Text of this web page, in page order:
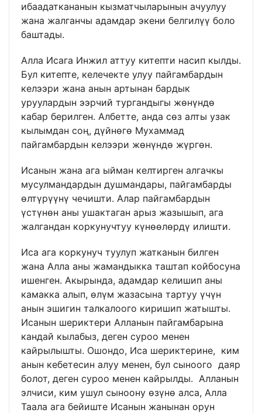
ибаадаткананын кызматчыларынын ачуулуу
жана жалганчы адамдар экени белгилүү боло
баштады.
Алла Исага Инжил аттуу китепти насип кылды.
Бул китепте, келечекте улуу пайгамбардын
келээри жана анын артынан бардык
уруулардын ээрчий тургандыгы жөнүндө
кабар берилген. Албетте, анда сөз алты узак
кылымдан соң, дүйнөгө Мухаммад
пайгамбардын келээри жөнүндө жүргөн.
Исанын жана ага ыйман келтирген алгачкы
мусулмандардын душмандары, пайгамбарды
өлтүрүүнү чечишти. Алар пайгамбардын
үстүнөн аны ушактаган арыз жазышып, ага
жалгандан коркунучтуу күнөөлөрдү илишти.
Иса ага коркунуч туулуп жатканын билген
жана Алла аны жамандыкка таштап койбосуна
ишенген. Акырында, адамдар келишип аны
камакка алып, өлүм жазасына тартуу үчүн
анын эшигин талкалоого киришип жатышты.
Исанын шериктери Алланын пайгамбарына
кандай кылабыз, деген суроо менен
кайрылышты. Ошондо, Иса шериктерине, ким
анын кебетесин алуу менен, бул сыноого даяр
болот, деген суроо менен кайрылды. Алланын
элчиси, ким ушул сыноону өзүнө алса, Алла
Таала ага бейиште Исанын жанынан орун